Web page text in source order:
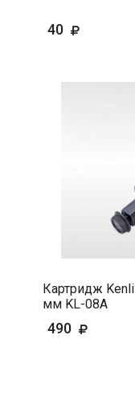
40
Картридж
мм KL-08A
490